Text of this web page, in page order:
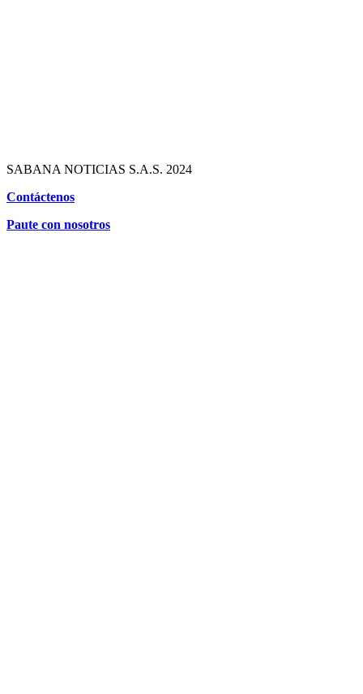
SABANA NOTICIAS S.A.S. 2024
Contáctenos
Paute con nosotros